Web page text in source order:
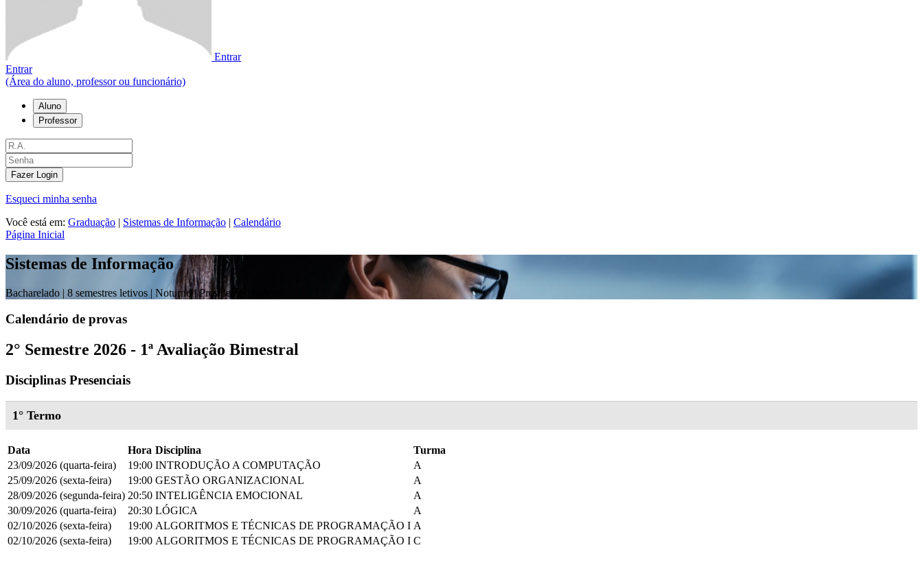
Entrar
Entrar
(Área do aluno, professor ou funcionário)
Aluno
Professor
Fazer Login
Esqueci minha senha
Você está em: Graduação | Sistemas de Informação | Calendário
Página Inicial
Sistemas de Informação
Bacharelado | 8 semestres letivos | Noturno| Presidente Prudente
Calendário de provas
2° Semestre 2026 - 1ª Avaliação Bimestral
Disciplinas Presenciais
1° Termo
Data Hora Disciplina
Turma
23/09/2026 (quarta-feira)
19:00 INTRODUÇÃO A COMPUTAÇÃO
A
25/09/2026 (sexta-feira)
19:00 GESTÃO ORGANIZACIONAL
A
28/09/2026 (segunda-feira) 20:50 INTELIGÊNCIA EMOCIONAL
A
30/09/2026 (quarta-feira)
20:30 LÓGICA
A
02/10/2026 (sexta-feira)
19:00 ALGORITMOS E TÉCNICAS DE PROGRAMAÇÃO I A
02/10/2026 (sexta-feira)
19:00 ALGORITMOS E TÉCNICAS DE PROGRAMAÇÃO I C